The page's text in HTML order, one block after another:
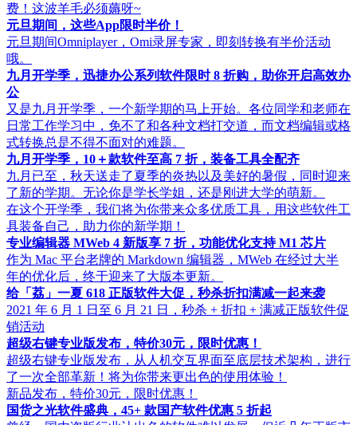
费！这波羊毛必须薅呀~
元旦期间，这些App限时半价！
元旦期间Omniplayer，Omi录屏专家，即刻转换有半价活动
哦。
九月开学季，迅捷办公系列软件限时 8 折购，助你开启高效办
公
又是九月开学季，一个新学期的马上开始。各位同学和老师在
日常工作学习中，免不了和各种文档打交道，而文档编辑或格
式转换总是不得不面对的难题。
九月开学季，10＋款软件至高 7 折，装备工具全配齐
九月已至，秋天送走了夏季的炎热以及美好的暑假，同时迎来
了新的学期。无论你是学长学姐，还是刚进大学的萌新。
在这个开学季，我们将为你带来众多优质工具，用这些软件工
具装备自己，助力你的新学期！
专业编辑器 MWeb 4 新版享 7 折，功能优化支持 M1 芯片
作为 Mac 平台老牌的 Markdown 编辑器，MWeb 在经过大半
年的优化后，终于迎来了大版本更新。
给「荔」一夏 618 正版软件大促，秒杀折扣满减一起来袭
2021 年 6 月 1 日至 6 月 21 日，秒杀 + 折扣 + 满减正版软件促
销活动
超级右键专业版发布，特价30元，限时优惠！
超级右键专业版发布，从人机交互界面至底层技术架构，进行
了一次全部革新！将为你带来更出色的使用体验！
新品发布，特价30元，限时优惠！
国货之光软件盛典，45+ 款国产软件优惠 5 折起